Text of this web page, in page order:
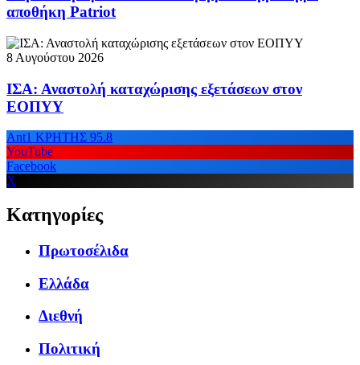
αποθήκη Patriot
8 Αυγούστου 2026
ΙΣΑ: Αναστολή καταχώρισης εξετάσεων στον
ΕΟΠΥΥ
Ant1 ΚΡΗΤΗΣ 95.8
YouTube
Facebook
X
Κατηγορίες
Πρωτοσέλιδα
Ελλάδα
Διεθνή
Πολιτική